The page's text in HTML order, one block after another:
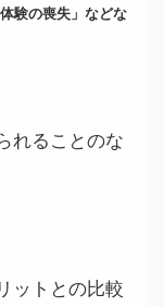
験の喪失」などな
れることのな
ットとの比較